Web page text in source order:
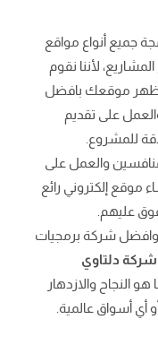
جميع أنواع مواقع
المشاريع، لأننا نقوم
موقعك بافضل
على تقديم
للمشروع.
والعمل على
موقع إلكتروني رائع
عليهم.
شركة برمجيات
شركة دلتاوي
هو النجاح والازدهار
أي أسواق عالمية.